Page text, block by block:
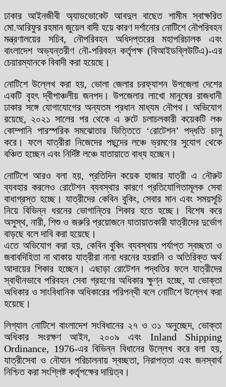
ঢাকার আইনজীবী অ্যাডভোকেট আবদুল বাছেত শামীম স্বাক্ষরিত
মো.আরিফুর রহমান জুয়েল বাদী হয়ে কারণ দর্শানোর নোটিশে নৌপরিবহন
মন্ত্রণালয়ের সচিব, নৌপরিবহন অধিদপ্তরের মহাপরিচালক এবং
বাংলাদেশ অভ্যন্তরীণ নৌ-পরিবহন কর্তৃপক্ষ (বিআইডব্লিউটিএ)-এর
চেয়ারম্যানকে বিবাদী করা হয়েছে।
নোটিশে উল্লেখ করা হয়, ভোলা জেলার চরফ্যাশন উপজেলা দেশের
একটি বৃহৎ দ্বীপাঞ্চলীয় জনপদ। উপজেলার লাখো মানুষের রাজধানী
ঢাকার সঙ্গে যোগাযোগের অন্যতম প্রধান মাধ্যম নৌপথ। অভিযোগ
রয়েছে, ২০২১ সালের পর থেকে এ রুটে চলাচলকারী কয়েকটি লঞ্চ
কোম্পানি পারস্পরিক সমঝোতার ভিত্তিতে ‘রোটেশন’ পদ্ধতি চালু
করে। ফলে যাত্রীরা নিজেদের পছন্দের লঞ্চে ভ্রমণের সুযোগ থেকে
বঞ্চিত হচ্ছেন এবং নির্দিষ্ট লঞ্চে যাতায়াতে বাধ্য হচ্ছেন।
নোটিশে আরও বলা হয়, প্রতিদিন কয়েক হাজার যাত্রী এ নৌরুট
ব্যবহার করলেও রোটেশন ব্যবস্থার কারণে প্রতিযোগিতামূলক সেবা
বাধাগ্রস্ত হচ্ছে। যাত্রীদের কেবিন বুকিং, সেবার মান এবং সময়সূচি
নিয়ে বিভিন্ন ধরনের ভোগান্তির শিকার হতে হচ্ছে। বিশেষ করে
অসুস্থ, নারী, শিশু ও জরুরি প্রয়োজনে যাতায়াতকারী যাত্রীদের দুর্ভোগ
বাড়ছে বলে দাবি করা হয়েছে।
এতে অভিযোগ করা হয়, কেবিন বুকিং ব্যবস্থায় পর্যাপ্ত স্বচ্ছতা ও
জবাবদিহিতা না থাকায় যাত্রীরা নানা ধরনের হয়রানি ও অতিরিক্ত অর্থ
আদায়ের শিকার হচ্ছেন। এছাড়া রোটেশন পদ্ধতির ফলে যাত্রীদের
স্বাধীনভাবে পরিবহন সেবা গ্রহণের অধিকার ক্ষুণ্ন হচ্ছে, যা ভোক্তা
অধিকার ও সাংবিধানিক অধিকারের পরিপন্থী বলে নোটিশে উল্লেখ করা
হয়েছে।
লিগ্যাল নোটিশে বাংলাদেশ সংবিধানের ২৭ ও ৩১ অনুচ্ছেদ, ভোক্তা
অধিকার সংরক্ষণ আইন, ২০০৯ এবং Inland Shipping
Ordinance, 1976-এর বিভিন্ন বিধানের উল্লেখ করে বলা হয়,
যাত্রীসেবা ও নৌযান পরিচালনায় স্বচ্ছতা, নিরাপত্তা এবং জনস্বার্থ
নিশ্চিত করা সংশ্লিষ্ট কর্তৃপক্ষের দায়িত্ব।